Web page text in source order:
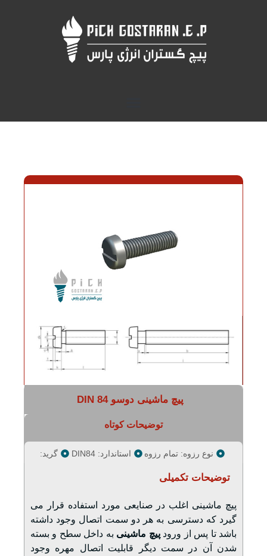
پیچ ماشینی دوسو DIN 84
توضیحات کوتاه
نوع رزوه: تمام رزوه استاندارد: DIN84 گرید:
توضیحات تکمیلی
پیچ ماشینی اغلب در صنایعی مورد استفاده قرار می
گیرد که دسترسی به هر دو سمت اتصال وجود داشته
باشد تا پس از ورودپیچ ماشینی به داخل سطح و بسته
شدن آن در سمت دیگر قابلیت اتصال مهره وجود